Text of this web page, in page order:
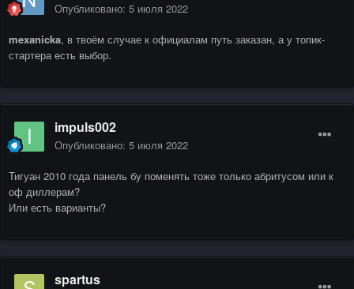
Опубликовано: 5 июля 2022
mexanicka, в твоём случае к официалам путь заказан, а у топик-
стартера есть выбор.
impuls002
Опубликовано: 5 июля 2022
Тигуан 2010 года панель бу поменять тоже только абритусом или к
оф диллерам?
Или есть варианты?
spartus